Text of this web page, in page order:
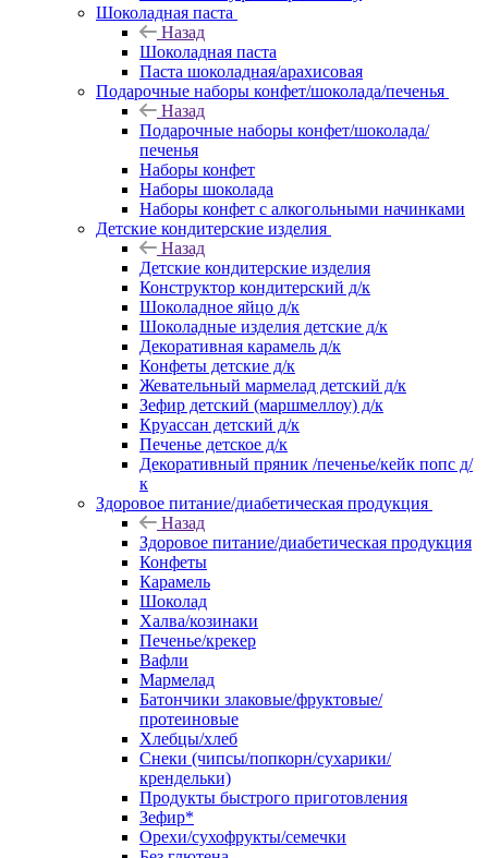
Шоколадная паста
Назад
Шоколадная паста
Паста шоколадная/арахисовая
Подарочные наборы конфет/шоколада/печенья
Назад
Подарочные наборы конфет/шоколада/
печенья
Наборы конфет
Наборы шоколада
Наборы конфет с алкогольными начинками
Детские кондитерские изделия
Назад
Детские кондитерские изделия
Конструктор кондитерский д/к
Шоколадное яйцо д/к
Шоколадные изделия детские д/к
Декоративная карамель д/к
Конфеты детские д/к
Жевательный мармелад детский д/к
Зефир детский (маршмеллоу) д/к
Круассан детский д/к
Печенье детское д/к
Декоративный пряник /печенье/кейк попс д/
к
Здоровое питание/диабетическая продукция
Назад
Здоровое питание/диабетическая продукция
Конфеты
Карамель
Шоколад
Халва/козинаки
Печенье/крекер
Вафли
Мармелад
Батончики злаковые/фруктовые/
протеиновые
Хлебцы/хлеб
Снеки (чипсы/попкорн/сухарики/
крендельки)
Продукты быстрого приготовления
Зефир*
Орехи/сухофрукты/семечки